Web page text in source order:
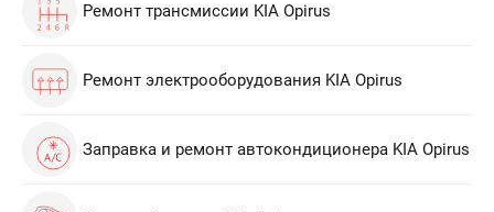
Ремонт трансмиссии KIA Opirus
Ремонт электрооборудования KIA Opirus
Заправка и ремонт автокондиционера KIA Opirus